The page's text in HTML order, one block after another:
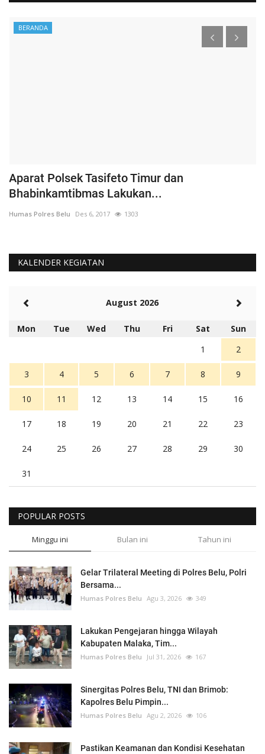
BERANDA
Aparat Polsek Tasifeto Timur dan
Bhabinkamtibmas Lakukan...
Humas Polres Belu Des 6, 2017 1303
KALENDER KEGIATAN
August 2026
Mon Tue Wed Thu Fri Sat
Sun
1
2
3 4 5 6 7 8 9
10 11 12 13 14 15 16
17 18 19 20 21 22 23
24 25 26 27 28 29 30
31
POPULAR POSTS
Minggu ini Bulan ini Tahun ini
Gelar Trilateral Meeting di Polres Belu, Polri
Bersama...
Humas Polres Belu Agu 3, 2026 349
Lakukan Pengejaran hingga Wilayah
Kabupaten Malaka, Tim...
Humas Polres Belu Jul 31, 2026 167
Sinergitas Polres Belu, TNI dan Brimob:
Kapolres Belu Pimpin...
Humas Polres Belu Agu 2, 2026 106
Pastikan Keamanan dan Kondisi Kesehatan